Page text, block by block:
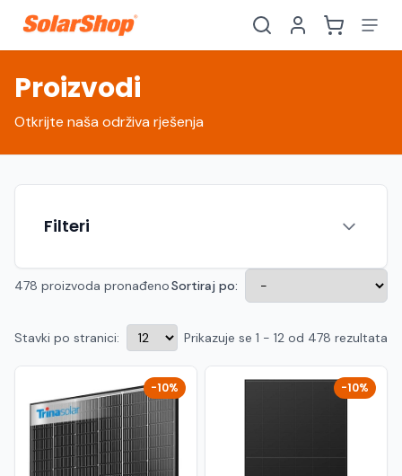
Hrvatski EN
Crnogorski
MK Македонски
Proizvodi
Otkrijte naša održiva rješenja
Filteri
478 proizvoda pronađenoSortiraj po:
Stavki po stranici: Prikazuje se 1 - 12 od 478 rezultata
-10% -10%